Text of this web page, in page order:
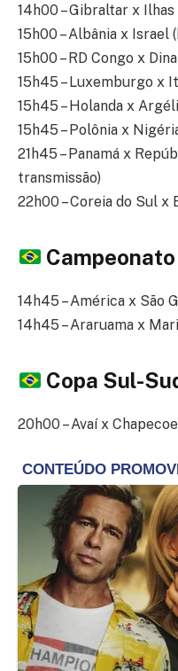
14h00 – Gibraltar x
15h00 – Albânia x Israel
15h00 – RD Congo x
15h45 – Luxemburgo x
15h45 – Holanda x
15h45 – Polônia x
21h45 – Panamá x
transmissão)
22h00 – Coreia do Sul x
14h45 – América x São
14h45 – Araruama x
Copa Sul-
20h00 – Avaí x